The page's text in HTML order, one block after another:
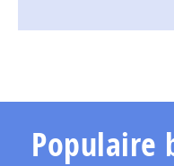
Populaire